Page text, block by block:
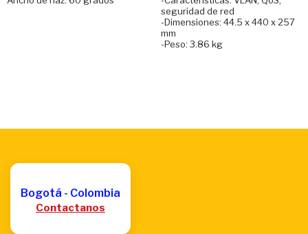
seguridad de red
-Dimensiones: 44.5 x 440 x 257
mm
-Peso: 3.86 kg
Bogotá - Colombia
Contactanos